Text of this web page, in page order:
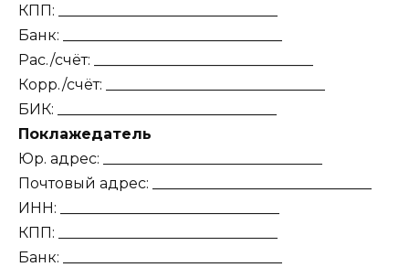
КПП: ______________________________
Банк: ______________________________
Рас./счёт: ______________________________
Корр./счёт: ______________________________
БИК: ______________________________
Поклажедатель
Юр. адрес: ______________________________
Почтовый адрес: ______________________________
ИНН: ______________________________
КПП: ______________________________
Банк: ______________________________